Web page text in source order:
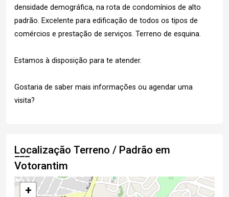
densidade demográfica, na rota de condomínios de alto
padrão. Excelente para edificação de todos os tipos de
comércios e prestação de serviços. Terreno de esquina.
Estamos à disposição para te atender.
Gostaria de saber mais informações ou agendar uma
visita?
Localização Terreno / Padrão em
Votorantim
+